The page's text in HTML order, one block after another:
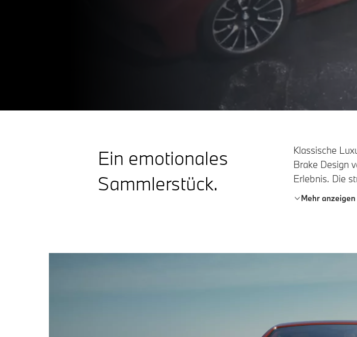
Ein emotionales
Sammlerstück.
Klassische
Brake Design
Erlebnis. Die
sportlichen
Mehr anzeigen